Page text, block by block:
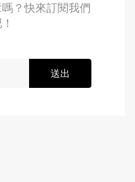
？快來訂閱我們
送出